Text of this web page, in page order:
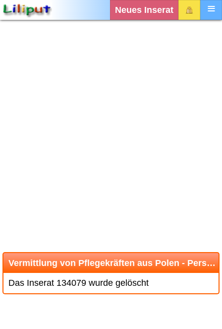
Neues Inserat
Vermittlung von Pflegekräften aus Polen - Personalvermittlung SECO
Das Inserat 134079 wurde gelöscht